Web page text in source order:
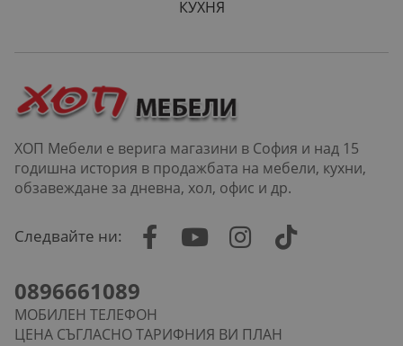
КУХНЯ
ХОП Мебели е верига магазини в София и над 15
годишна история в продажбата на мебели, кухни,
обзавеждане за дневна, хол, офис и др.
Следвайте ни:
0896661089
МОБИЛЕН ТЕЛЕФОН
ЦЕНА СЪГЛАСНО ТАРИФНИЯ ВИ ПЛАН